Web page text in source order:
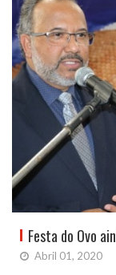
Festa do Ovo
Abril 01, 2020